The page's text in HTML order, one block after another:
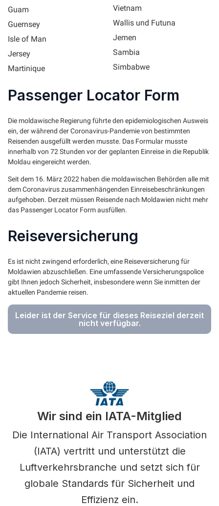
Guam
Guernsey
Isle of Man
Jersey
Martinique
Vietnam
Wallis und Futuna
Jemen
Sambia
Simbabwe
Passenger Locator Form
Die moldawische Regierung führte den epidemiologischen Ausweis
ein, der während der Coronavirus-Pandemie von bestimmten
Reisenden ausgefüllt werden musste. Das Formular musste
innerhalb von 72 Stunden vor der geplanten Einreise in die Republik
Moldau eingereicht werden.
Seit dem 16. März 2022 haben die moldawischen Behörden alle mit
dem Coronavirus zusammenhängenden Einreisebeschränkungen
aufgehoben. Derzeit müssen Reisende nach Moldawien nicht mehr
das Passenger Locator Form ausfüllen.
Reiseversicherung
Es ist nicht zwingend erforderlich, eine Reiseversicherung für
Moldawien abzuschließen. Eine umfassende Versicherungspolice
gibt Ihnen jedoch Sicherheit, insbesondere wenn Sie inmitten der
aktuellen Pandemie reisen.
Leider ist der Service für dieses Reiseziel derzeit
nicht verfügbar.
Wir sind ein IATA-Mitglied
Die International Air Transport Association
(IATA) vertritt und unterstützt die
Luftverkehrsbranche und setzt sich für
globale Standards für Sicherheit und
Effizienz ein.